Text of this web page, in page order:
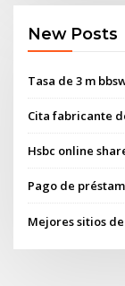
New Posts
Tasa de 3 m
Cita fabricante
Hsbc online
Pago de
Mejores sitios